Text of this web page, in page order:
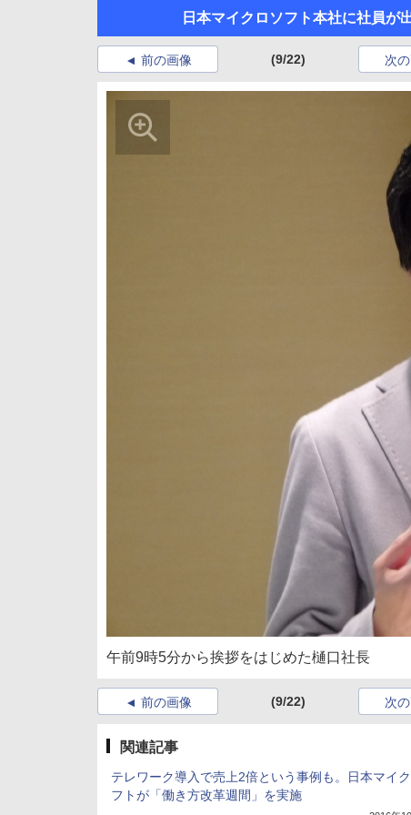
日本マイクロソフト本社に社員が
前の画像 (9/22) 次
午前9時5分から挨拶をはじめた樋口社長
前の画像 (9/22) 次
関連記事
テレワーク導入で売上2倍という事例も。日本マイ
フトが「働き方改革週間」を実施